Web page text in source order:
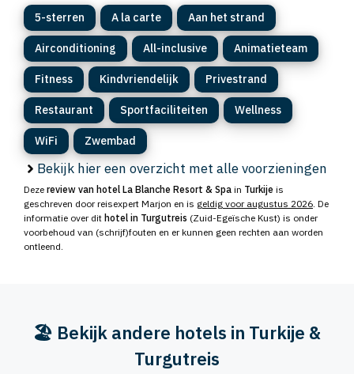
5-sterren A la carte Aan het strand
Airconditioning All-inclusive Animatieteam
Fitness Kindvriendelijk Privestrand
Restaurant Sportfaciliteiten Wellness
WiFi Zwembad
Bekijk hier een overzicht met alle voorzieningen
Deze review van hotel La Blanche Resort & Spa in Turkije is
geschreven door reisexpert Marjon en is geldig voor augustus 2026 . De
informatie over dit hotel in Turgutreis (Zuid-Egeïsche Kust) is onder
voorbehoud van (schrijf)fouten en er kunnen geen rechten aan worden
ontleend.
🏖️ Bekijk andere hotels in Turkije &
Turgutreis